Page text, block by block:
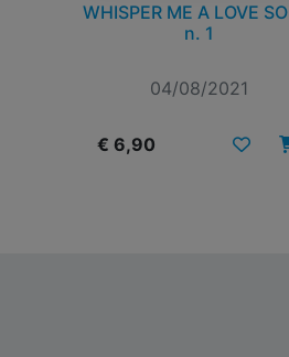
WHISPER ME A LOVE
n. 1
04/08/2021
€ 6,90